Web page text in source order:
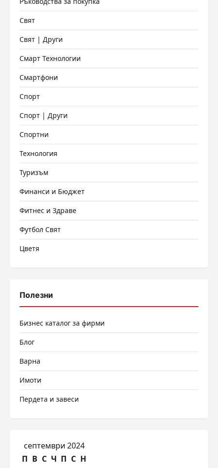
Свят
Свят | Други
Смарт Технологии
Смартфони
Спорт
Спорт | Други
Спортни
Технология
Туризъм
Финанси и Бюджет
Фитнес и Здраве
Футбол Свят
Цветя
Полезни
Бизнес каталог за фирми
Блог
Варна
Имоти
Пердета и завеси
септември 2024
П В С Ч П С Н